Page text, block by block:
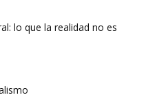
lo que la realidad no es